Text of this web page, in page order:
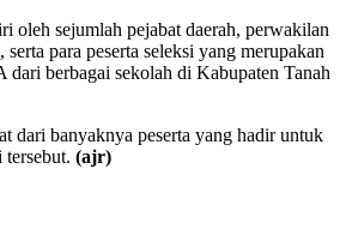
oleh sejumlah pejabat daerah, perwakilan
para peserta seleksi yang merupakan
berbagai sekolah di Kabupaten Tanah
dari banyaknya peserta yang hadir untuk
tersebut. (ajr)